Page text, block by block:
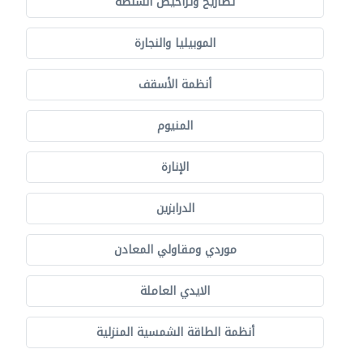
الموبيليا والنجارة
أنظمة الأسقف
المنيوم
الإنارة
الدرابزين
موردي ومقاولي المعادن
الايدي العاملة
أنظمة الطاقة الشمسية المنزلية